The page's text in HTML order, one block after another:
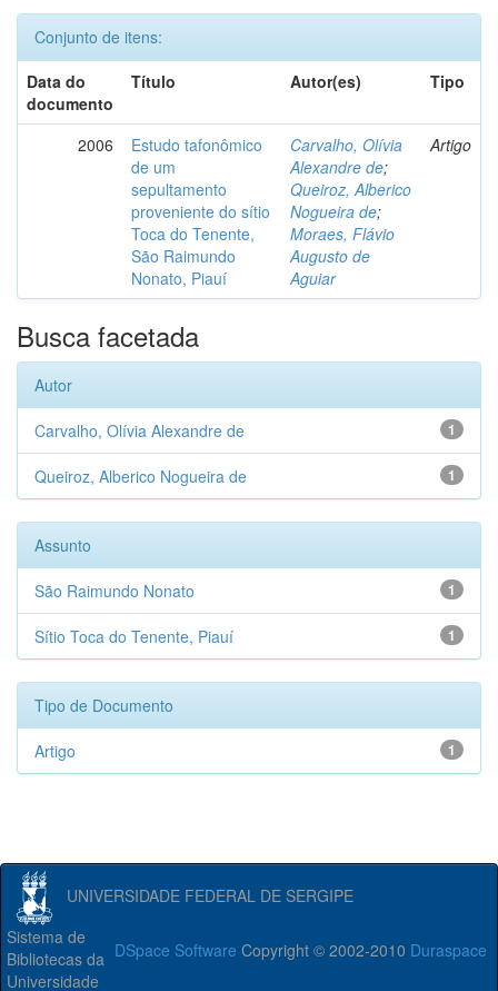
Conjunto de itens:
Data do
documento
Título Autor(es) Tipo
2006
Estudo tafonômico
de um
sepultamento
proveniente do sítio
Toca do Tenente,
São Raimundo
Nonato, Piauí
Carvalho, Olívia
Alexandre de;
Queiroz, Alberico
Nogueira de;
Moraes, Flávio
Augusto de
Aguiar
Artigo
Busca facetada
Autor
1
Carvalho, Olívia Alexandre de
1
Queiroz, Alberico Nogueira de
Assunto
1
São Raimundo Nonato
1
Sítio Toca do Tenente, Piauí
Tipo de Documento
1
Artigo
UNIVERSIDADE FEDERAL DE SERGIPE
DSpace Software Copyright © 2002-2010 Duraspace
Sistema de
Bibliotecas da
Universidade